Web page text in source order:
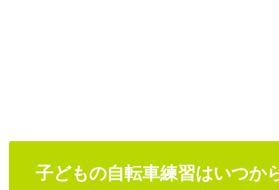
子どもの自転車練習はいつか